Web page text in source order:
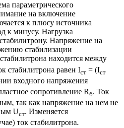
параметрического
на включение
к плюсу источника
к минусу. Нагрузка
Напряжение на
стабилизации
находится между
стабилитрона равен Iст = (Iст
входного напряжения
сопротивление Rб. Ток
так как напряжение на нем не
Uст. Изменяется
ток стабилитрона.